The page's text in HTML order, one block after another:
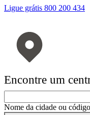
Ligue grátis 800 200 434
Encontre um
Nome da cidade ou